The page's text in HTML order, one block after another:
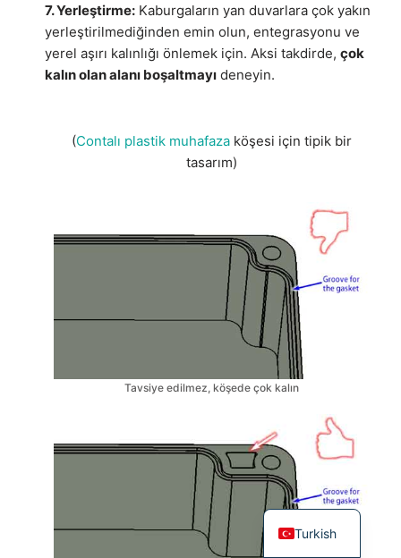
7. Yerleştirme: Kaburgaların yan duvarlara çok yakın
yerleştirilmediğinden emin olun, entegrasyonu ve
yerel aşırı kalınlığı önlemek için. Aksi takdirde, çok
kalın olan alanı boşaltmayı deneyin.
(Contalı plastik muhafaza köşesi için tipik bir
tasarım)
Tavsiye edilmez, köşede çok kalın
Turkish